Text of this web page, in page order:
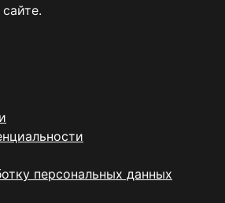
персональных данных